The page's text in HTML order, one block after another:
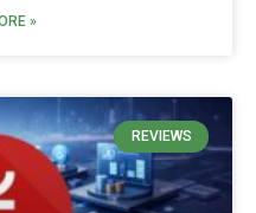
»
REVIEWS